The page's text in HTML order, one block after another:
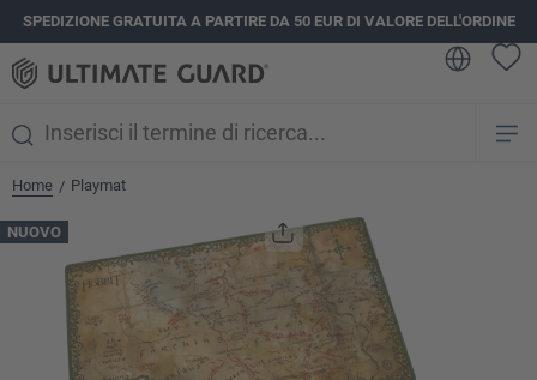
principale
SPEDIZIONE GRATUITA A PARTIRE DA 50 EUR DI VALORE DELL'ORDINE
Home / Playmat
NUOVO
Salta la galleria di immagini